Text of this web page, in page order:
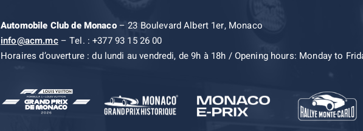
Automobile Club de Monaco– 23 Boulevard Albert 1er, Monaco
info@acm.mc– Tel. : +377 93 15 26 00
Horaires d’ouverture : du lundi au vendredi, de 9h à 18h / Opening hours: Monday to